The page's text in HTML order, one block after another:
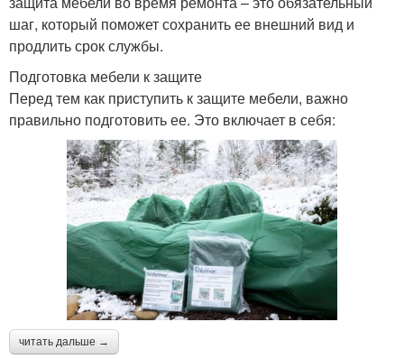
шаг, который поможет сохранить ее внешний вид и
продлить срок службы.
Подготовка мебели к защите
Перед тем как приступить к защите мебели, важно
правильно подготовить ее. Это включает в себя:
читать дальше →